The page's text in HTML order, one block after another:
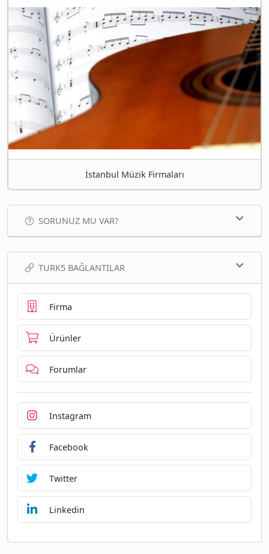
İstanbul Müzik Firmaları
SORUNUZ MU VAR?
TURK5 BAĞLANTILAR
Firma
Ürünler
Forumlar
Instagram
Facebook
Twitter
Linkedin